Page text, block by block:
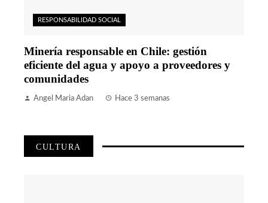
RESPONSABILIDAD SOCIAL
Minería responsable en Chile: gestión
eficiente del agua y apoyo a proveedores y
comunidades
Angel Maria Adan Hace 3 semanas
CULTURA